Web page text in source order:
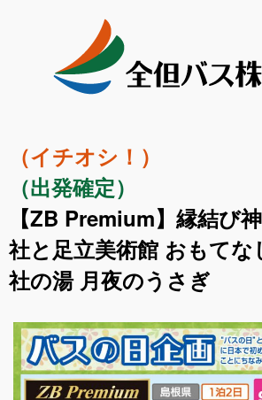
初めての方
乗合バス（路線バス・高速バス）
一般路線バス
高速バス
コミュニティバス
営業所のご案内
貸切バス・ツアー
（イチオシ！）
（出発確定）
【ZB Premium】縁結び
社と足立美術館 おもてな
社の湯 月夜のうさぎ